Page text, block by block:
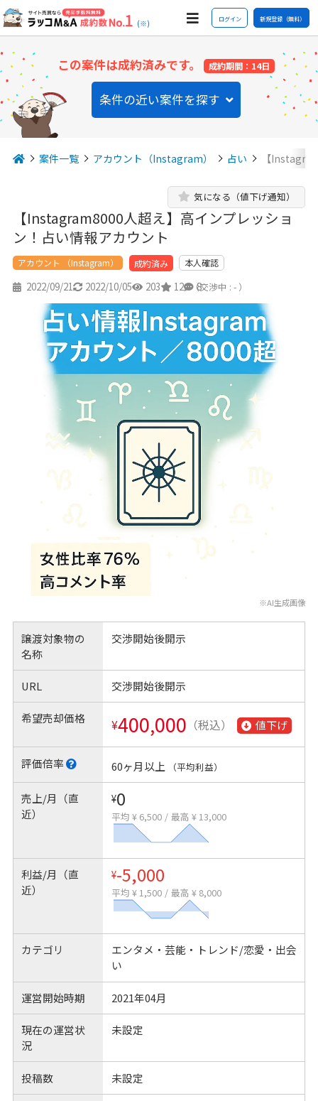
(※) ログイン 新規登録（無料）
この案件は成約済みです。 成約期間：14日
条件の近い案件を探す
案件一覧 アカウント（Instagram） 占い 【
【Instagram8000人超え】高インプレッショ
ン！占い情報アカウント
気になる（値下げ通知）
アカウント （Instagram） 成約済み 本人確認
2022/09/21 2022/10/05 203 12 8
（交渉中 : - ）
※AI生成画像
譲渡対象物の
名称
交渉開始後開示
URL 交渉開始後開示
希望売却価格 ¥400,000 （税込） 値下げ
評価倍率 60ヶ月以上 （平均利益）
売上/月（直
近）
¥0
平均 ¥ 6,500 / 最高 ¥ 13,000
利益/月（直
近）
¥-5,000
平均 ¥ 1,500 / 最高 ¥ 8,000
カテゴリ
エンタメ・芸能・トレンド/恋愛・出会
い
運営開始時期 2021年04月
現在の運営状
況
未設定
投稿数 未設定